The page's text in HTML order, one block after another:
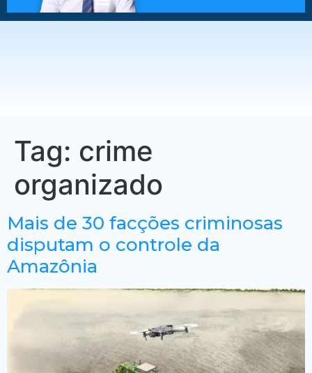
Tag: crime
organizado
Mais de 30 facções criminosas
disputam o controle da
Amazônia